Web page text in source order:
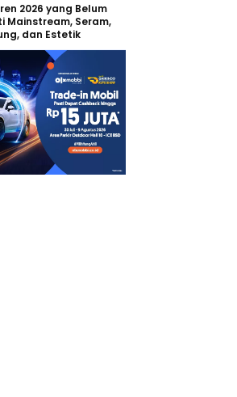
2026 yang Belum
Mainstream, Seram,
dan Estetik